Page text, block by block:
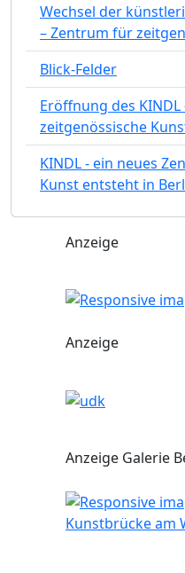
Wechsel der
– Zentrum für
Blick-Felder
Eröffnung des
zeitgenössische
KINDL - ein neues
Kunst entsteht in
Anzeige
Anzeige
Anzeige Galerie
Kunstbrücke am